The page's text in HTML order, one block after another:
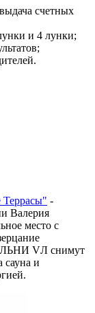
счетных
и 4 лунки;
-
Валерия
место с
VЛ снимут
сауна и